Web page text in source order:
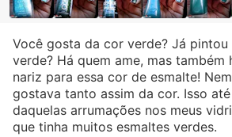
Você gosta da cor verde? Já pintou
verde? Há quem ame, mas também
nariz para essa cor de esmalte!
gostava tanto assim da cor. Isso
daquelas arrumações nos meus
que tinha muitos esmaltes verdes.